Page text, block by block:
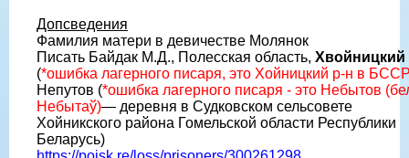
Допсведения
Фамилия матери в девичестве Молянок
Писать Байдак М.Д., Полесская область, Хвойницкий
(*ошибка лагерного писаря, это Хойницкий р-н в
Непутов (*ошибка лагерного писаря - это Небытов
Небытаў)— деревня в Судковском сельсовете
Хойникского района Гомельской области Республики
Беларусь)